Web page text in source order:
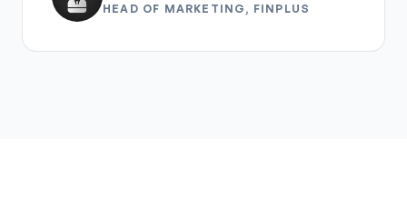
HEAD OF MARKETING, FINPLUS